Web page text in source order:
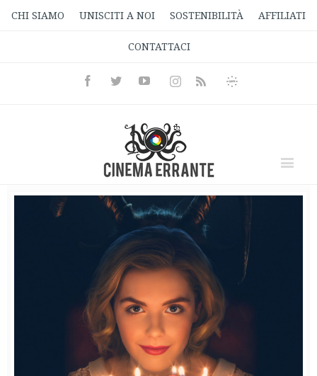
CHI SIAMO UNISCITI A NOI SOSTENIBILITÀ AFFILIATI
CONTATTACI
FacebookTwitterYoutubeInstagramRss
Informativa